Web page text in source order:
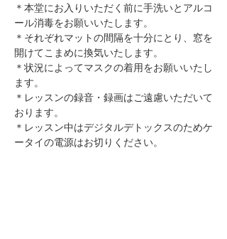
＊本堂にお入りいただく前に手洗いとアルコ
ール消毒をお願いいたします。
​＊それぞれマットの間隔を十分にとり、窓を
開けてこまめに換気いたします。
＊状況によってマスクの着用をお願いいたし
ます。
＊レッスンの録音・録画はご遠慮いただいて
おります。
＊レッスン中はデジタルデトックスのためケ
ータイの電源はお切りください。